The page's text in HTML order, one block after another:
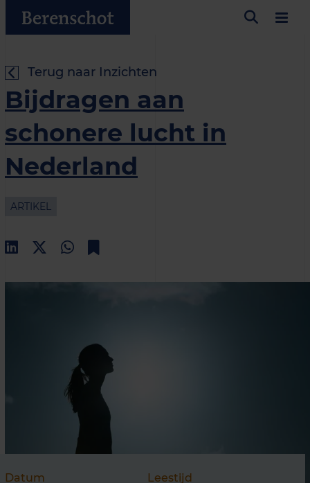
Terug naar Inzichten
Bijdragen aan
schonere lucht in
Nederland
ARTIKEL
Datum Leestijd